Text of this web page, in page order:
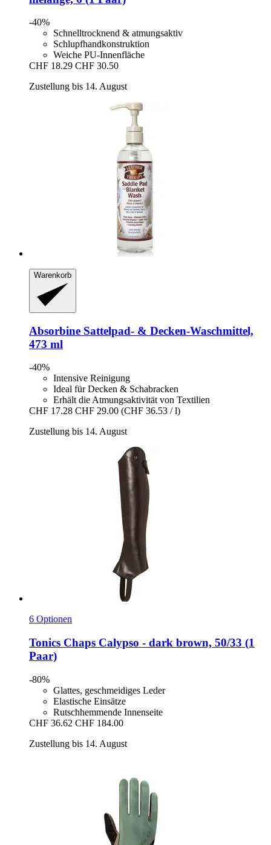
-40%
Schnelltrocknend & atmungsaktiv
Schlupfhandkonstruktion
Weiche PU-Innenfläche
CHF 18.29 CHF 30.50
Zustellung bis 14. August
Warenkorb
Absorbine Sattelpad-​ & Decken-​Waschmittel,
473 ml
-40%
Intensive Reinigung
Ideal für Decken & Schabracken
Erhält die Atmungsaktivität von Textilien
CHF 17.28 CHF 29.00 (CHF 36.53 / l)
Zustellung bis 14. August
6 Optionen
Tonics Chaps Calypso -​ dark brown, 50/33 (1
Paar)
-80%
Glattes, geschmeidiges Leder
Elastische Einsätze
Rutschhemmende Innenseite
CHF 36.62 CHF 184.00
Zustellung bis 14. August